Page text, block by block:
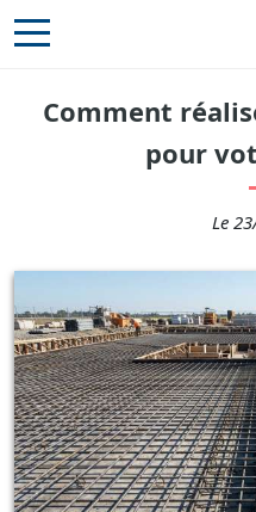
Comment
pour
Le